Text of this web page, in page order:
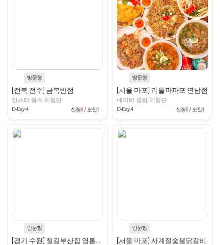
방문형
[전북 전주] 금복반점
인스타 릴스 체험단
D-Day 4 신청0/ 모집1
방문형
[서울 마포] 리틀파파포 연남점
네이버 클립 체험단
D-Day 4 신청0/ 모집4
방문형 방문형
[서울 마포] 사계절숯불닭갈비